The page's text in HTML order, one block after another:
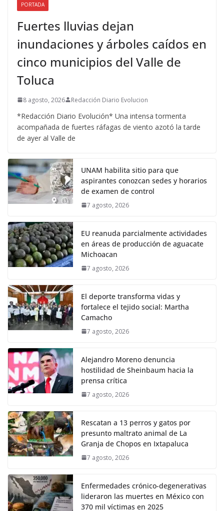
PORTADA
Fuertes lluvias dejan
inundaciones y árboles caídos en
cinco municipios del Valle de
Toluca
8 agosto, 2026 Redacción Diario Evolucion
*Redacción Diario Evolución* Una intensa tormenta
acompañada de fuertes ráfagas de viento azotó la tarde
de ayer al Valle de
UNAM habilita sitio para que
aspirantes conozcan sedes y horarios
de examen de control
7 agosto, 2026
EU reanuda parcialmente actividades
en áreas de producción de aguacate
Michoacan
7 agosto, 2026
El deporte transforma vidas y
fortalece el tejido social: Martha
Camacho
7 agosto, 2026
Alejandro Moreno denuncia
hostilidad de Sheinbaum hacia la
prensa crítica
7 agosto, 2026
Rescatan a 13 perros y gatos por
presunto maltrato animal de La
Granja de Chopos en Ixtapaluca
7 agosto, 2026
Enfermedades crónico-degenerativas
lideraron las muertes en México con
370 mil víctimas en 2025